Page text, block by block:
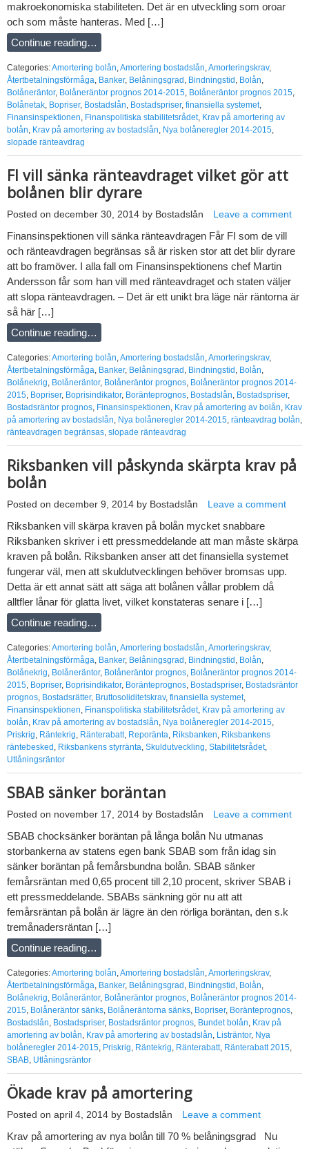
makroekonomiska stabiliteten. Det är en utveckling som oroar
och som måste hanteras. Med […]
Continue reading…
Categories:Amortering bolån,Amortering bostadslån,Amorteringskrav,
Återtbetalningsförmåga, Banker, Belåningsgrad, Bindningstid, Bolån,
Bolåneräntor, Bolåneräntor prognos 2014-2015, Bolåneräntor prognos 2015,
Bolånetak, Bopriser, Bostadslån, Bostadspriser, finansiella systemet,
Finansinspektionen, Finanspolitiska stabilitetsrådet, Krav på amortering av
bolån, Krav på amortering av bostadslån, Nya bolåneregler 2014-2015,
slopade ränteavdrag
FI vill sänka ränteavdraget vilket gör att
bolånen blir dyrare
Posted on december 30, 2014 by Bostadslån Leave a comment
Finansinspektionen vill sänka ränteavdragen Får FI som de vill
och ränteavdragen begränsas så är risken stor att det blir dyrare
att bo framöver. I alla fall om Finansinspektionens chef Martin
Andersson får som han vill med ränteavdraget och staten väljer
att slopa ränteavdragen. – Det är ett unikt bra läge när räntorna är
så här […]
Continue reading…
Categories:Amortering bolån,Amortering bostadslån,Amorteringskrav,
Återtbetalningsförmåga, Banker, Belåningsgrad, Bindningstid, Bolån,
Bolånekrig, Bolåneräntor, Bolåneräntor prognos, Bolåneräntor prognos 2014-
2015, Bopriser, Boprisindikator, Boränteprognos, Bostadslån, Bostadspriser,
Bostadsräntor prognos, Finansinspektionen, Krav på amortering av bolån, Krav
på amortering av bostadslån, Nya bolåneregler 2014-2015, ränteavdrag bolån,
ränteavdragen begränsas, slopade ränteavdrag
Riksbanken vill påskynda skärpta krav på
bolån
Posted on december 9, 2014 by Bostadslån Leave a comment
Riksbanken vill skärpa kraven på bolån mycket snabbare
Riksbanken skriver i ett pressmeddelande att man måste skärpa
kraven på bolån. Riksbanken anser att det finansiella systemet
fungerar väl, men att skuldutvecklingen behöver bromsas upp.
Detta är ett annat sätt att säga att bolånen vållar problem då
alltfler lånar för glatta livet, vilket konstateras senare i […]
Continue reading…
Categories:Amortering bolån,Amortering bostadslån,Amorteringskrav,
Återtbetalningsförmåga, Banker, Belåningsgrad , Bindningstid , Bolån,
Bolånekrig, Bolåneräntor, Bolåneräntor prognos, Bolåneräntor prognos 2014-
2015, Bopriser, Boprisindikator, Boränteprognos, Bostadspriser, Bostadsräntor
prognos, Bostadsrätter, Bruttosoliditetskrav, finansiella systemet,
Finansinspektionen, Finanspolitiska stabilitetsrådet, Krav på amortering av
bolån, Krav på amortering av bostadslån, Nya bolåneregler 2014-2015,
Priskrig, Räntekrig, Ränterabatt, Reporänta, Riksbanken, Riksbankens
räntebesked , Riksbankens styrränta, Skuldutveckling, Stabilitetsrådet,
Utlåningsräntor
SBAB sänker boräntan
Posted on november 17, 2014 by Bostadslån Leave a comment
SBAB chocksänker boräntan på långa bolån Nu utmanas
storbankerna av statens egen bank SBAB som från idag sin
sänker boräntan på femårsbundna bolån. SBAB sänker
femårsräntan med 0,65 procent till 2,10 procent, skriver SBAB i
ett pressmeddelande. SBABs sänkning gör nu att att
femårsräntan på bolån är lägre än den rörliga boräntan, den s.k
tremånadersräntan […]
Continue reading…
Categories:Amortering bolån,Amortering bostadslån,Amorteringskrav,
Återtbetalningsförmåga, Banker, Belåningsgrad , Bindningstid , Bolån,
Bolånekrig, Bolåneräntor, Bolåneräntor prognos, Bolåneräntor prognos 2014-
2015, Bolåneräntor sänks, Bolåneräntorna sänks, Bopriser, Boränteprognos,
Bostadslån, Bostadspriser, Bostadsräntor prognos, Bundet bolån, Krav på
amortering av bolån, Krav på amortering av bostadslån, Listräntor, Nya
bolåneregler 2014-2015, Priskrig, Räntekrig, Ränterabatt, Ränterabatt 2015,
SBAB, Utlåningsräntor
Ökade krav på amortering
Posted on april 4, 2014 by Bostadslån Leave a comment
Krav på amortering av nya bolån till 70 % belåningsgrad Nu